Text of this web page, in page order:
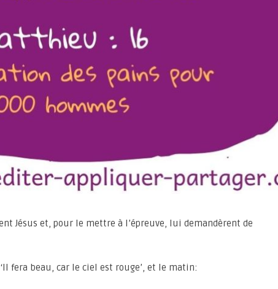
Jésus et, pour le mettre à l’épreuve, lui demandèrent de
fera beau, car le ciel est rouge’, et le matin: